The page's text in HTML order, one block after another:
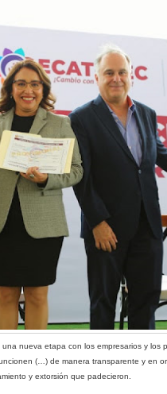
una nueva etapa con los empresarios y los
(…) de manera transparente y en
y extorsión que padecieron.